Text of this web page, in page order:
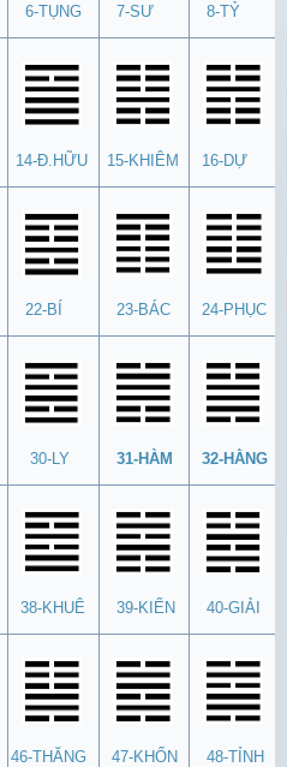
6-TỤNG 7-SƯ 8-TỶ
14-Đ.HỮU 15-KHIÊM 16-DỰ
22-BÍ 23-BÁC 24-PHỤC
30-LY 31-HÀM 32-HẰNG
38-KHUÊ 39-KIỂN 40-GIẢI
46-THĂNG 47-KHỐN 48-TỈNH